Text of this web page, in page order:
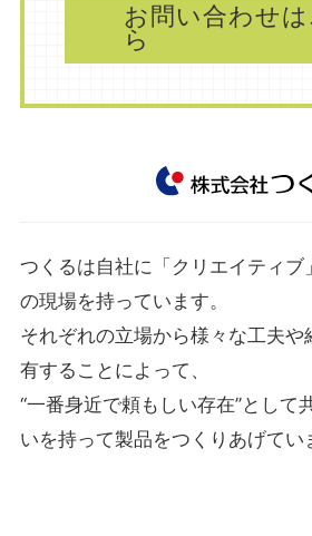
お問い合わせは
ら
つくるは自社に「クリエイティブ
の現場を持っています。
それぞれの立場から様々な工夫
有することによって、
“一番身近で頼もしい存在”として
いを持って製品をつくりあげてい